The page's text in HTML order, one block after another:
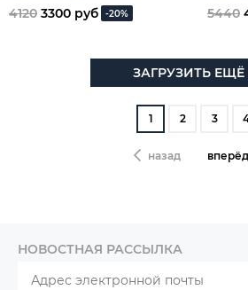
4120 3300 руб -20%
5440
ЗАГРУЗИТЬ ЕЩЁ
назад
1 2 3
вперёд
НОВОСТНАЯ РАССЫЛКА